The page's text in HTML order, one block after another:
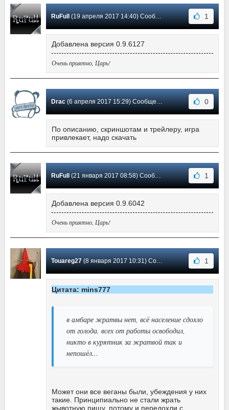
RuFull (19 апреля 2017 14:40) Сообщение #42 1
Добавлена версия 0.9.6127
Очень приятно, Царь!
Drac(6 апреля 2017 15:29) Сообщение #41 0
По описанию, скриншотам и трейлеру, игра
привлекает, надо скачать
RuFull (21 января 2017 08:58) Сообщение #40 1
Добавлена версия 0.9.6042
Очень приятно, Царь!
Touareg27(8 января 2017 10:31) Сообщение #39 1
Цитата: mins777
в амбаре жратвы нет, всё население сдохло
от голода. всех от работы освободил,
никто в курятник за жратвой так и
непошёл...
Может они все веганы были, убеждения у них
такие. Принципиально не стали жрать
жывотную пищу, потому и передохли с